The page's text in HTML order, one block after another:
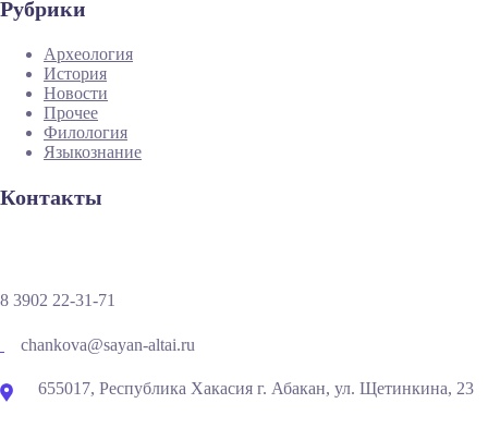
Рубрики
Археология
История
Новости
Прочее
Филология
Языкознание
Контакты
8 3902 22-31-71
chankova@sayan-altai.ru
655017, Республика Хакасия г. Абакан, ул. Щетинкина, 23